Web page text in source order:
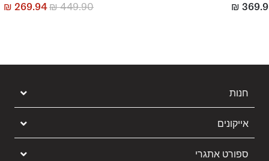
₪
₪449.90
₪ 269.94
חנות
אייקונים
ספורט אתגרי